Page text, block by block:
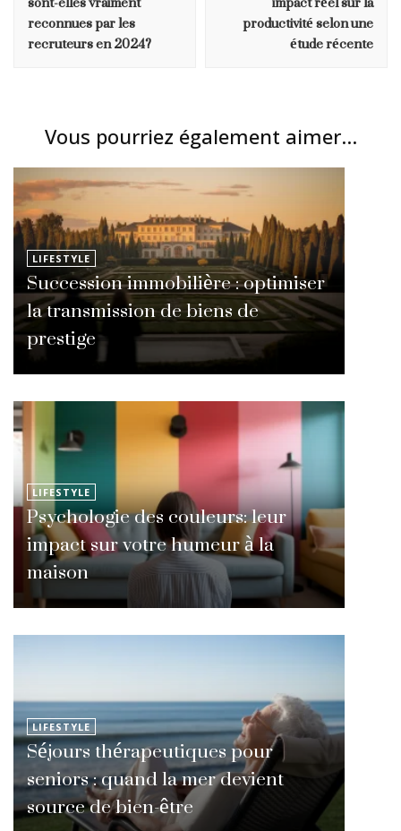
reconnues par les
recruteurs en 2024?
productivité selon une
étude récente
Vous pourriez également aimer...
LIFESTYLE
Succession immobilière : optimiser
la transmission de biens de
prestige
LIFESTYLE
Psychologie des couleurs: leur
impact sur votre humeur à la
maison
LIFESTYLE
Séjours thérapeutiques pour
seniors : quand la mer devient
source de bien-être